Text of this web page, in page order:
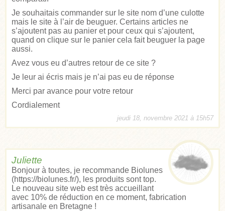
Je souhaitais commander sur le site nom d’une culotte
mais le site à l’air de beuguer. Certains articles ne
s’ajoutent pas au panier et pour ceux qui s’ajoutent,
quand on clique sur le panier cela fait beuguer la page
aussi.
Avez vous eu d’autres retour de ce site ?
Je leur ai écris mais je n’ai pas eu de réponse
Merci par avance pour votre retour
Cordialement
jeudi 18, novembre 2021 à 15h57
Juliette
Bonjour à toutes, je recommande Biolunes
(https://biolunes.fr/), les produits sont top.
Le nouveau site web est très accueillant
avec 10% de réduction en ce moment, fabrication
artisanale en Bretagne !